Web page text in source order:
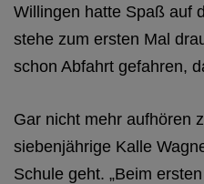
Willingen hatte Spaß auf
stehe zum ersten Mal
schon Abfahrt gefahren,
Gar nicht mehr aufhören
siebenjährige Kalle
Schule geht. „Beim